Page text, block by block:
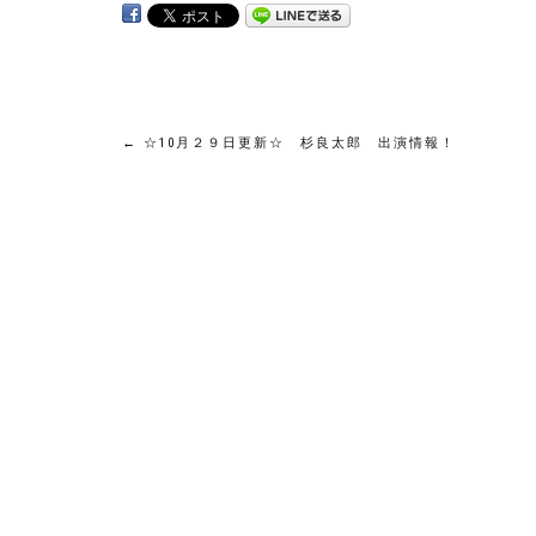
投
← ☆10月２９日更新☆ 杉良太郎 出演情報！